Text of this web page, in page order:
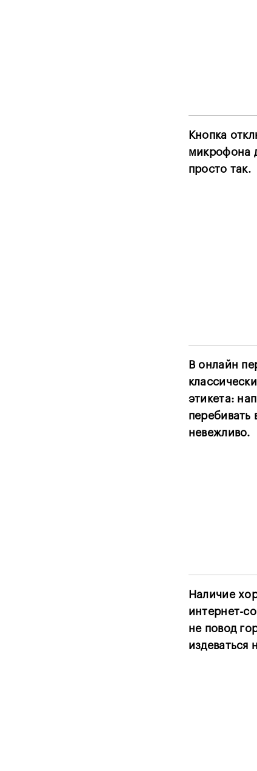
Кнопка
микрофона
просто так.
В онлайн
этикета:
перебивать
невежливо.
Наличие
интернет-
не повод
издеваться